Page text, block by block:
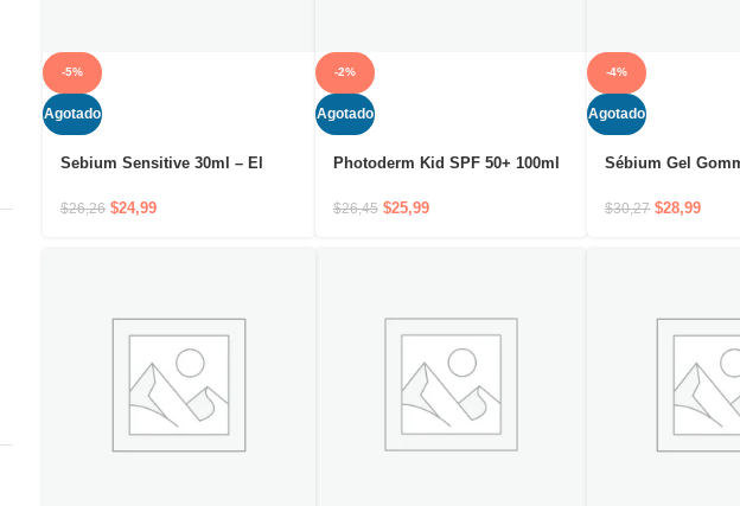
-5%
Agotado
Sebium Sensitive 30ml – El
elimina las lesiones del acné
$26,26 $24,99
-2%
Agotado
Photoderm Kid SPF 50+ 100ml
$26,45 $25,99
-4%
Agotado
Sébium Gel
$30,27 $28,99